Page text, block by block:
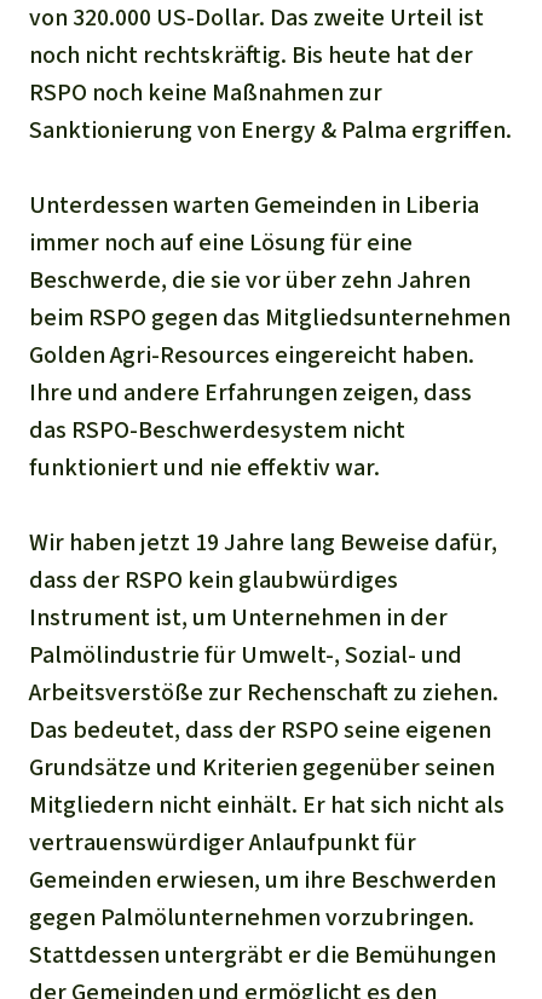
von 320.000 US-Dollar. Das zweite Urteil ist
noch nicht rechtskräftig. Bis heute hat der
RSPO noch keine Maßnahmen zur
Sanktionierung von Energy & Palma ergriffen.
Unterdessen warten Gemeinden in Liberia
immer noch auf eine Lösung für eine
Beschwerde, die sie vor über zehn Jahren
beim RSPO gegen das Mitgliedsunternehmen
Golden Agri-Resources eingereicht haben.
Ihre und andere Erfahrungen zeigen, dass
das RSPO-Beschwerdesystem nicht
funktioniert und nie effektiv war.
Wir haben jetzt 19 Jahre lang Beweise dafür,
dass der RSPO kein glaubwürdiges
Instrument ist, um Unternehmen in der
Palmölindustrie für Umwelt-, Sozial- und
Arbeitsverstöße zur Rechenschaft zu ziehen.
Das bedeutet, dass der RSPO seine eigenen
Grundsätze und Kriterien gegenüber seinen
Mitgliedern nicht einhält. Er hat sich nicht als
vertrauenswürdiger Anlaufpunkt für
Gemeinden erwiesen, um ihre Beschwerden
gegen Palmölunternehmen vorzubringen.
Stattdessen untergräbt er die Bemühungen